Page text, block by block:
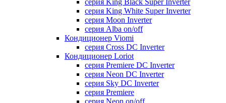
серия King Black Super Inverter
серия King White Super Inverter
серия Moon Inverter
серия Alba on/off
Кондиционер Viomi
серия Cross DC Inverter
Кондиционер Loriot
серия Premiere DC Inverter
серия Neon DC Inverter
серия Sky DC Inverter
серия Premiere
серия Neon on/off